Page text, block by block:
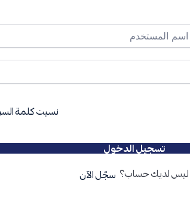
نسيت كلمة
تسجيل الدخول
ليس لديك حساب؟ سجّل الآن